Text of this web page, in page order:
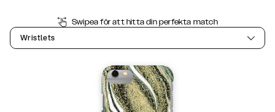
Swipea för att hitta din perfekta match
Wristlets